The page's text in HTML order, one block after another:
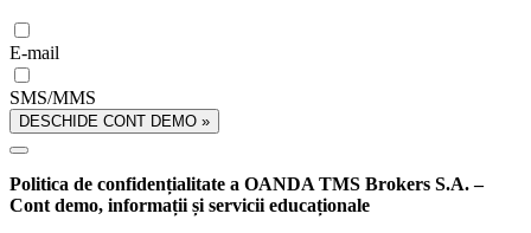
E-mail
SMS/MMS
DESCHIDE CONT DEMO »
Politica de confidențialitate a OANDA TMS Brokers S.A. –
Cont demo, informații și servicii educaționale